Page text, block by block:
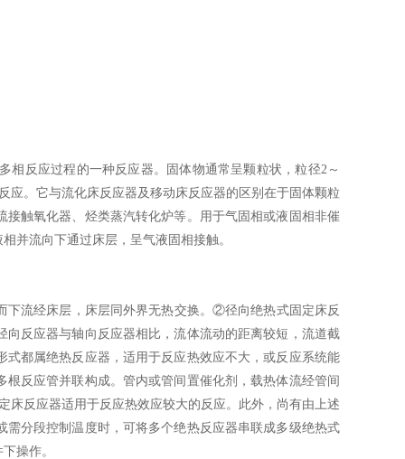
反应过程的一种反应器。固体物通常呈颗粒状，粒径2～
应。它与流化床反应器及移动床反应器的区别在于固体颗粒
触氧化器、烃类蒸汽转化炉等。用于气固相或液固相非催
并流向下通过床层，呈气液固相接触。
流经床层，床层同外界无热交换。②径向绝热式固定床反
反应器与轴向反应器相比，流体流动的距离较短，流道截
都属绝热反应器，适用于反应热效应不大，或反应系统能
反应管并联构成。管内或管间置催化剂，载热体流经管间
床反应器适用于反应热效应较大的反应。此外，尚有由上述
分段控制温度时，可将多个绝热反应器串联成多级绝热式
操作。